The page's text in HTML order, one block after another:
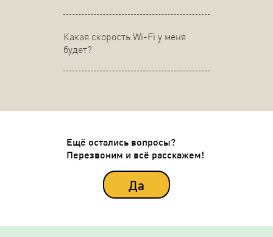
Какая скорость Wi-Fi у меня
будет?
Ещё остались вопросы?
Перезвоним и всё расскажем!
Да